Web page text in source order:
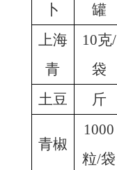
卜 罐
上海
青
10克/
袋
土豆 斤
青椒
1000
粒/袋